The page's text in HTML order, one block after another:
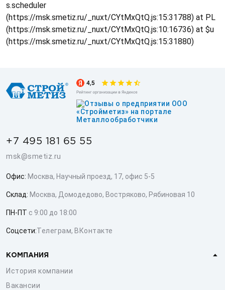
s.scheduler
(https://msk.smetiz.ru/_nuxt/CYtMxQtQ.js:15:31788) at PL
(https://msk.smetiz.ru/_nuxt/CYtMxQtQ.js:10:16736) at $u
(https://msk.smetiz.ru/_nuxt/CYtMxQtQ.js:15:31880)
+7 495 181 65 55
msk@smetiz.ru
Офис: Москва, Научный проезд, 17, офис 5-5
Склад: Москва, Домодедово, Востряково, Рябиновая 10
ПН-ПТ с 9:00 до 18:00
Соцсети:Телеграм, ВКонтакте
КОМПАНИЯ
История компании
Вакансии